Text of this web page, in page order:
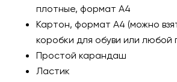
плотные, формат А4
Картон, формат А4 (можно
коробки для обуви или любой
Простой карандаш
Ластик